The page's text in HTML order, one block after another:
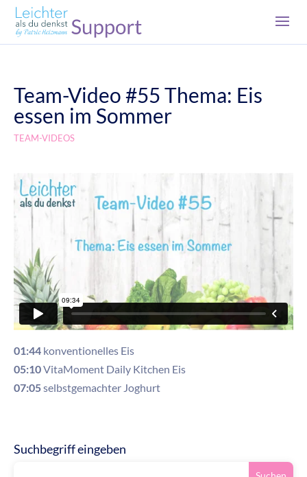
Team-Video #55 Thema: Eis
essen im Sommer
TEAM-VIDEOS
01:44 konventionelles Eis
05:10VitaMoment Daily Kitchen Eis
07:05selbstgemachter Joghurt
Suchbegriff eingeben